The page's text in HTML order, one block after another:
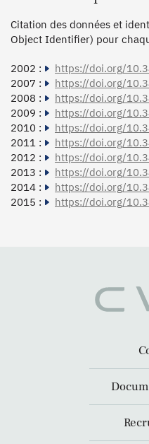
Citation des données et
Object Identifier) pour
2002 :
https://doi.org/
2007 :
https://doi.org/
2008 :
https://doi.org/
2009 :
https://doi.org/
2010 :
https://doi.org/
2011 :
https://doi.org/
2012 :
https://doi.org/
2013 :
https://doi.org/
2014 :
https://doi.org/
2015 :
https://doi.org/